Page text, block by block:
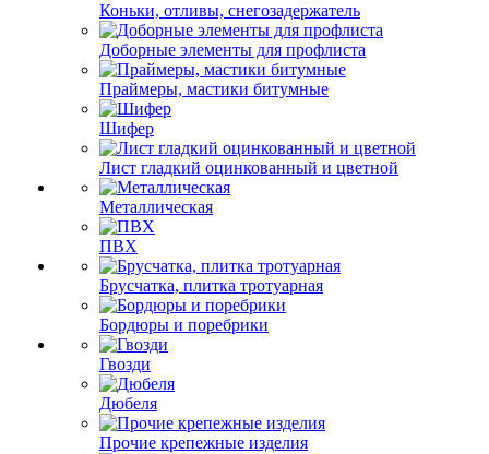
Коньки, отливы, снегозадержатель
Доборные элементы для профлиста
Праймеры, мастики битумные
Шифер
Лист гладкий оцинкованный и цветной
Металлическая
ПВХ
Брусчатка, плитка тротуарная
Бордюры и поребрики
Гвозди
Дюбеля
Прочие крепежные изделия